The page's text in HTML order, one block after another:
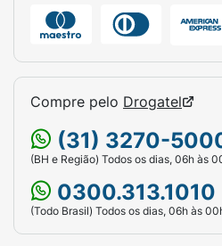
Compre pelo Drogatel
(31) 3270-
(BH e Região) Todos os dias, 06h às
0300.313.1010
(Todo Brasil) Todos os dias, 06h às